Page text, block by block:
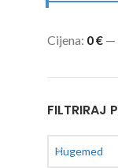
Cijena: 0 € —
FILTRIRAJ
Hugemed